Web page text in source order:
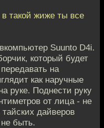
в такой жиже ты все
Suunto D4i.
который будет
на
как наручные
руке. Поднести руку
от лица - не
дайверов
быть.